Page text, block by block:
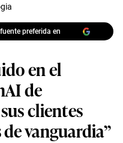
preferida en
en el
de
clientes
vanguardia”